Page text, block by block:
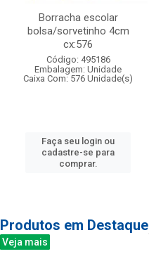
Borracha escolar
bolsa/sorvetinho 4cm
cx:576
Código: 495186
Embalagem: Unidade
Caixa Com: 576 Unidade(s)
Faça seu login ou
cadastre-se para
comprar.
Produtos em Destaque
Veja mais